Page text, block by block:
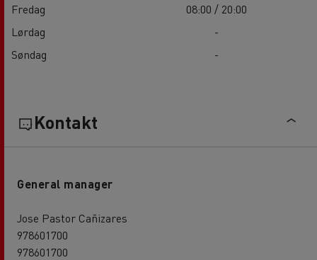
Fredag
08:00 / 20:00
Lørdag
-
Søndag
-
Kontakt
General manager
Jose Pastor Cañizares
978601700
978601700